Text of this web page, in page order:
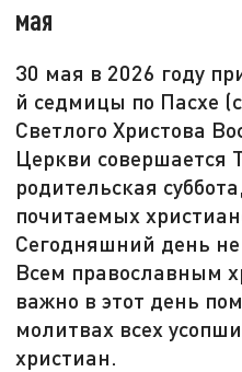
мая
30 мая в 2026 году
й седмицы по Пасхе
Светлого Христова
Церкви совершается
родительская
почитаемых
Сегодняшний день
Всем православным
важно в этот день
молитвах всех
христиан.